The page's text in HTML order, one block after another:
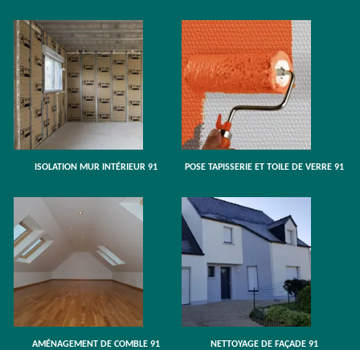
ISOLATION MUR INTÉRIEUR 91 POSE TAPISSERIE ET TOILE DE VERRE 91
AMÉNAGEMENT DE COMBLE 91 NETTOYAGE DE FAÇADE 91